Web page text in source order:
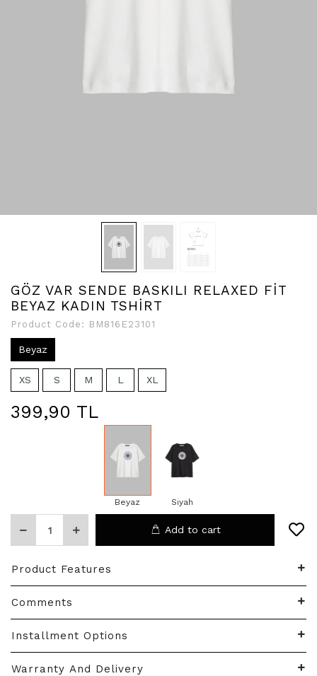
GÖZ VAR SENDE BASKILI RELAXED FİT
BEYAZ KADIN TSHİRT
Product Code: BM816E23101
Beyaz
XS S M L XL
399,90 TL
Beyaz Siyah
Add to cart
Product Features
Comments
Installment Options
Warranty And Delivery